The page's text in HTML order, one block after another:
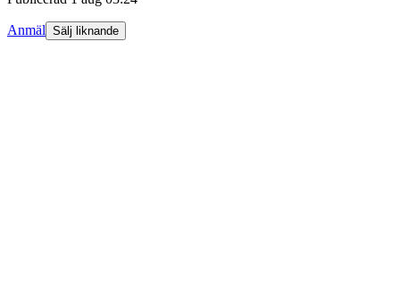
Anmäl Sälj liknande